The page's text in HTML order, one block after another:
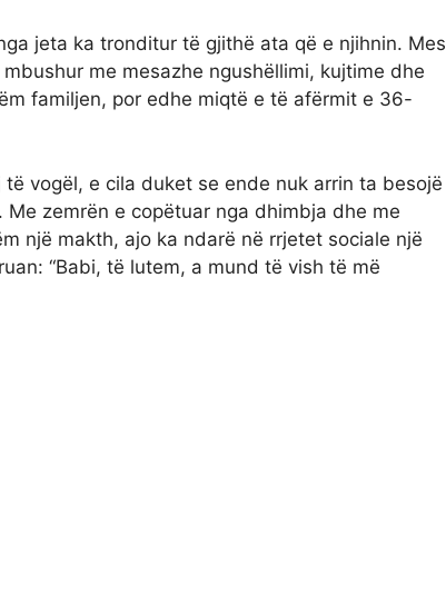
jeta ka tronditur të gjithë ata që e njihnin. Mes
me mesazhe ngushëllimi, kujtime dhe
familjen, por edhe miqtë e të afërmit e 36-
vogël, e cila duket se ende nuk arrin ta besojë
zemrën e copëtuar nga dhimbja dhe me
një makth, ajo ka ndarë në rrjetet sociale një
“Babi, të lutem, a mund të vish të më